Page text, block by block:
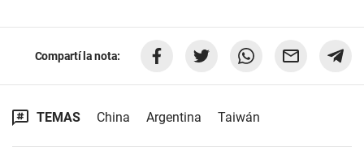
Compartí la nota:
TEMAS China Argentina Taiwán